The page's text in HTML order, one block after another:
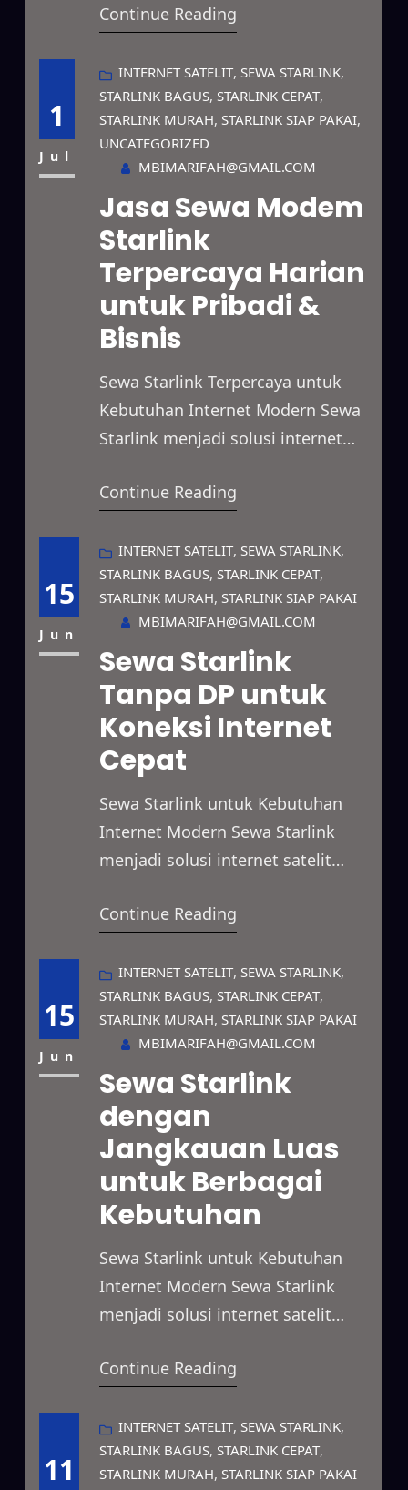
cepat dan stabil untuk berbagai
menggunakan layanan ini untuk
mendukung kegiatan bisnis,
proyek lapangan, event, hingga
Starlink menjangkau berbagai
lokasi terpencil yang belum
memiliki akses internet optimal.…
Continue Reading
1
Jul
INTERNET SATELIT, SEWA STARLINK
STARLINK BAGUS, STARLINK CEPAT
STARLINK MURAH, STARLINK SIAP PAKAI
UNCATEGORIZED
MBIMARIFAH@GMAIL.COM
Jasa Sewa Modem
Starlink
Terpercaya Harian
untuk Pribadi &
Bisnis
Sewa Starlink Terpercaya untuk
Kebutuhan Internet Modern Sewa
Starlink menjadi solusi internet
cepat dan stabil untuk berbagai
menggunakan layanan ini untuk
mendukung kegiatan bisnis,
proyek lapangan, event, hingga
kebutuhan pribadi dengan paket
sewa yang fleksibel. Selain itu,
Starlink menjangkau berbagai
lokasi terpencil yang belum
memiliki akses internet optimal.…
Continue Reading
15
Jun
INTERNET SATELIT, SEWA STARLINK
STARLINK BAGUS, STARLINK CEPAT
STARLINK MURAH, STARLINK SIAP PAKAI
MBIMARIFAH@GMAIL.COM
Sewa Starlink
Tanpa DP untuk
Koneksi Internet
Cepat
Sewa Starlink untuk Kebutuhan
Internet Modern Sewa Starlink
menjadi solusi internet satelit
koneksi cepat dan stabil untuk
dapat digunakan untuk
mendukung kegiatan bisnis,
proyek lapangan, event, hingga
penggunaan pribadi dengan
pilihan paket sewa yang fleksibel.
Selain itu, Starlink mampu
menjangkau berbagai lokasi yang
belum memiliki akses internet
yang…
Continue Reading
15
Jun
INTERNET SATELIT, SEWA STARLINK
STARLINK BAGUS, STARLINK CEPAT
STARLINK MURAH, STARLINK SIAP PAKAI
MBIMARIFAH@GMAIL.COM
Sewa Starlink
dengan
Jangkauan Luas
untuk Berbagai
Kebutuhan
Sewa Starlink untuk Kebutuhan
Internet Modern Sewa Starlink
menjadi solusi internet satelit
koneksi cepat dan stabil untuk
dapat digunakan untuk
mendukung kegiatan bisnis,
proyek lapangan, event, hingga
Continue Reading
11
INTERNET SATELIT, SEWA STARLINK
STARLINK BAGUS, STARLINK CEPAT
STARLINK MURAH, STARLINK SIAP PAKAI